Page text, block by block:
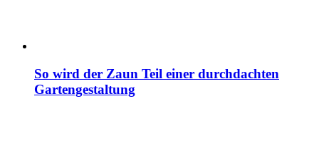
So wird der Zaun Teil einer durchdachten
Gartengestaltung